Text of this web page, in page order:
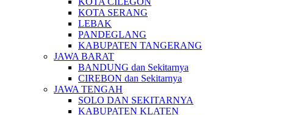
KOTA SERANG
LEBAK
PANDEGLANG
KABUPATEN TANGERANG
JAWA BARAT
BANDUNG dan Sekitarnya
CIREBON dan Sekitarnya
JAWA TENGAH
SOLO DAN SEKITARNYA
KABUPATEN KLATEN